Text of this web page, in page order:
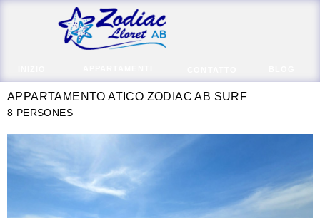
APPARTAMENTO ATICO ZODIAC AB SURF
8 PERSONES